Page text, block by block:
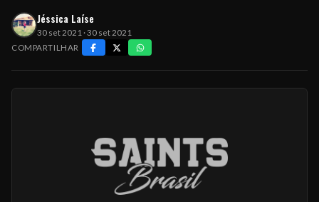
COLUNA DO ZÉ
NOSSA HISTÓRIA
EQUIPE
Jéssica Laíse
30 set 2021 · 30 set 2021
COMPARTILHAR